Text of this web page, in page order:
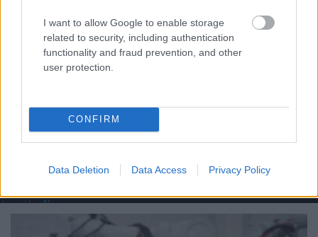
I want to allow Google to enable storage
related to security, including authentication
functionality and fraud prevention, and other
user protection.
CONFIRM
Data Deletion Data Access Privacy Policy
nyomtatással találkozik, soha nem tudjuk, mi jöhet
ki belőle, de szinte mindig valami úttörőre,
izgalmasra készülhetünk fel. Design és 3DP ráadásul
kéz a kézben járnak, ha a fenntarthatóságról van szó.